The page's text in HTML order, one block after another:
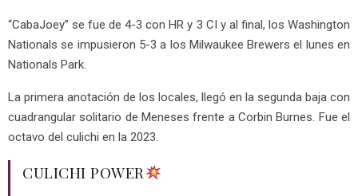
“CabaJoey” se fue de 4-3 con HR y 3 CI y al final, los Washington
Nationals se impusieron 5-3 a los Milwaukee Brewers el lunes en
Nationals Park.
La primera anotación de los locales, llegó en la segunda baja con
cuadrangular solitario de Meneses frente a Corbin Burnes. Fue el
octavo del culichi en la 2023.
CULICHI POWER